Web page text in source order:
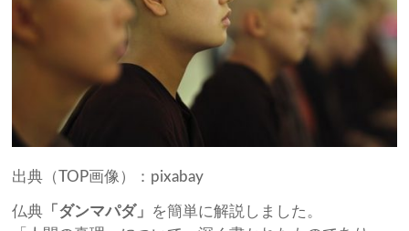
出典（TOP画像）：pixabay
仏典 「ダンマパダ」 を簡単に解説しました。